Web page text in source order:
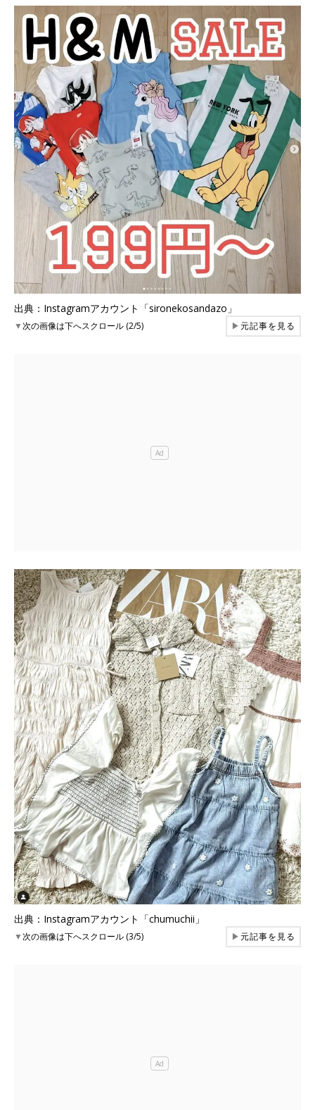
出典：Instagramアカウント「sironekosandazo」
▼次の画像は下へスクロール (2/5) ▶元記事を見る
出典：Instagramアカウント「chumuchii」
▼次の画像は下へスクロール (3/5) ▶元記事を見る